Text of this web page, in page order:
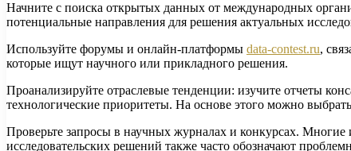
Начните с поиска открытых данных от международных
потенциальные направления для решения актуальных
Используйте форумы и онлайн-платформы data-contest.ru,
которые ищут научного или прикладного решения.
Проанализируйте отраслевые тенденции: изучите отчеты
технологические приоритеты. На основе этого можно
Проверьте запросы в научных журналах и конкурсах.
исследовательских решений также часто обозначают